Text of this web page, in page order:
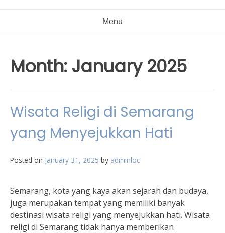
Menu
Month: January 2025
Wisata Religi di Semarang
yang Menyejukkan Hati
Posted on January 31, 2025 by adminloc
Semarang, kota yang kaya akan sejarah dan budaya,
juga merupakan tempat yang memiliki banyak
destinasi wisata religi yang menyejukkan hati. Wisata
religi di Semarang tidak hanya memberikan